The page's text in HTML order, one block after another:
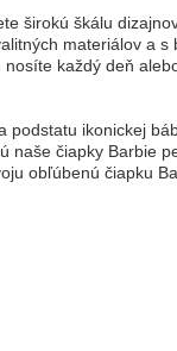
širokú škálu
materiálov a s
každý deň
ikonickej
naše čiapky Barbie
obľúbenú čiapku